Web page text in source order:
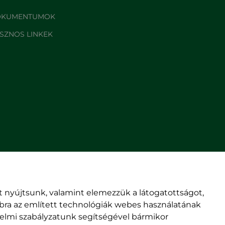
LINKEK
rmdsz.ro 2026
nyújtsunk, valamint elemezzük a látogatottságot,
az említett technológiák webes használatának
szabályzatunk segítségével bármikor